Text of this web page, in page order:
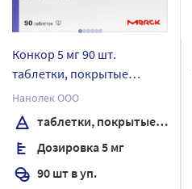
Конкор 5 мг 90 шт.
таблетки, покрытые
пленочной оболочкой
Нанолек ООО
таблетки, покрытые пленочной оболочкой
Дозировка 5 мг
90 шт в уп.